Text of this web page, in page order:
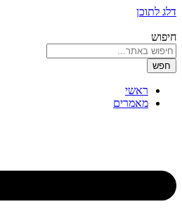
דלג לתוכן
חיפוש
חפש
ראשי
מאמרים